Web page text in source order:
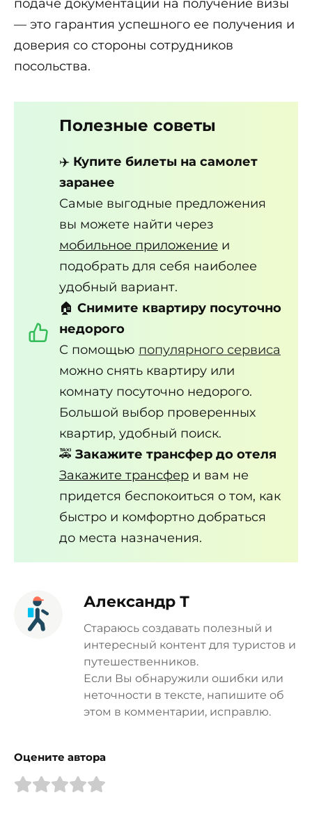
подаче документации на получение визы
— это гарантия успешного ее получения и
доверия со стороны сотрудников
посольства.
Полезные советы
✈️ Купите билеты на самолет
заранее
Самые выгодные предложения
вы можете найти через
мобильное приложение и
подобрать для себя наиболее
удобный вариант.
🏠 Снимите квартиру посуточно
недорого
С помощью популярного сервиса
можно снять квартиру или
комнату посуточно недорого.
Большой выбор проверенных
квартир, удобный поиск.
🚕 Закажите трансфер до отеля
Закажите трансфер и вам не
придется беспокоиться о том, как
быстро и комфортно добраться
до места назначения.
Александр Т
Стараюсь создавать полезный и
интересный контент для туристов и
путешественников.
Если Вы обнаружили ошибки или
неточности в тексте, напишите об
этом в комментарии, исправлю.
Оцените автора